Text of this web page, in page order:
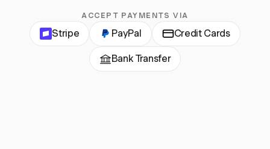
ACCEPT PAYMENTS VIA
Stripe PayPal Credit Cards
Bank Transfer